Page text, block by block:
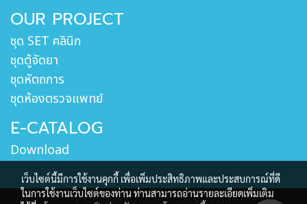
OUR PROJECT
ชุด SET คลินิก
ชุดตู้จัดยา
ชุดหัตถการ
ชุดห้องตรวจแพทย์
E-CATALOG
Download
เว็บไซต์นี้มีการใช้งานคุกกี้ เพื่อเพิ่มประสิทธิภาพและประสบการณ์ที่ดี
ในการใช้งานเว็บไซต์ของท่าน ท่านสามารถอ่านรายละเอียดเพิ่มเติม